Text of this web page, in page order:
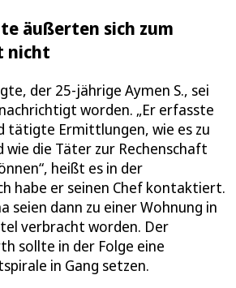
äußerten sich zum
nicht
der 25-jährige Aymen S., sei
worden. „Er erfasste
tätigte Ermittlungen, wie es zu
wie die Täter zur Rechenschaft
heißt es in der
habe er seinen Chef kontaktiert.
seien dann zu einer Wohnung in
verbracht worden. Der
sollte in der Folge eine
in Gang setzen.